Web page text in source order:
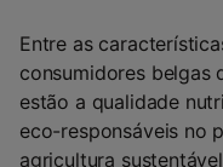
Entre as
consumidores belgas
estão a qualidade
eco-responsáveis no
agricultura